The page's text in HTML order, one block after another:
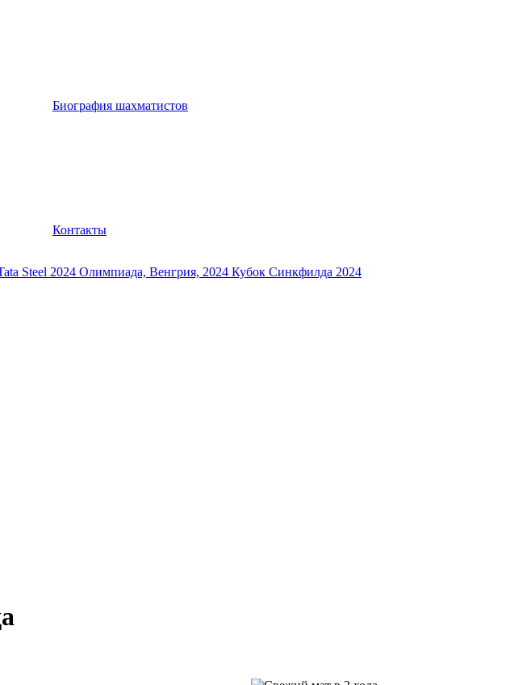
Биография шахматистов
Контакты
Steel 2024 Олимпиада, Венгрия, 2024 Кубок Синкфилда 2024